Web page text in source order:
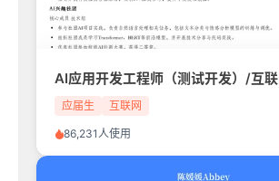
应届生 互联网
86,231人使用